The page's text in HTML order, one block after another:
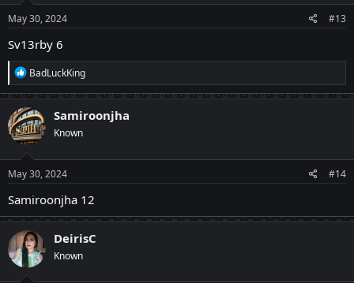
May 30, 2024 #13
Sv13rby 6
R
e
a
c
t
i
o
n
s
:
BadLuckKing
Samiroonjha
Known
May 30, 2024 #14
Samiroonjha 12
DeirisC
Known